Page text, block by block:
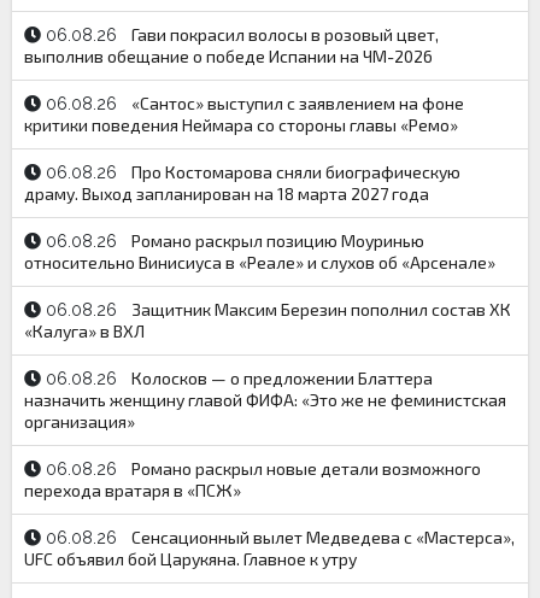
06.08.26
Гави покрасил волосы в розовый цвет,
выполнив обещание о победе Испании на ЧМ-2026
06.08.26
«Сантос» выступил с заявлением на фоне
критики поведения Неймара со стороны главы «Ремо»
06.08.26
Про Костомарова сняли биографическую
драму. Выход запланирован на 18 марта 2027 года
06.08.26
Романо раскрыл позицию Моуринью
относительно Винисиуса в «Реале» и слухов об «Арсенале»
06.08.26
Защитник Максим Березин пополнил состав ХК
«Калуга» в ВХЛ
06.08.26
Колосков — о предложении Блаттера
назначить женщину главой ФИФА: «Это же не феминистская
организация»
06.08.26
Романо раскрыл новые детали возможного
перехода вратаря в «ПСЖ»
06.08.26
Сенсационный вылет Медведева с «Мастерса»,
UFC объявил бой Царукяна. Главное к утру